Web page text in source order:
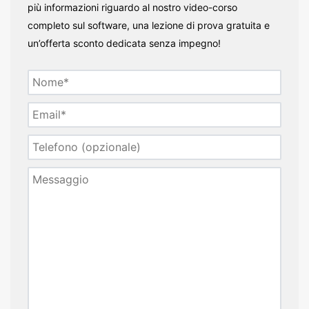
più informazioni riguardo al nostro video-corso
completo sul software, una lezione di prova gratuita e
un’offerta sconto dedicata senza impegno!